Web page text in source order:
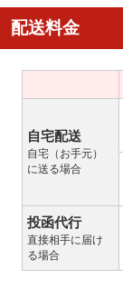
配送料金
自宅配送
自宅（お手元）
に送る場合
投函代行
直接相手に届け
る場合